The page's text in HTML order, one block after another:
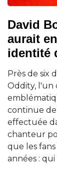
David
aurait
identité
Près de six
Oddity, l'un
continue de
effectuée
chanteur
que les
années :